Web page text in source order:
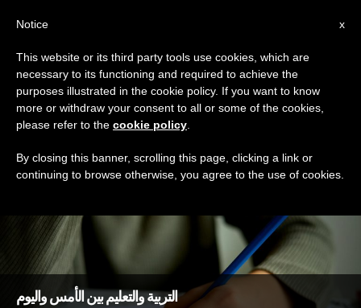
TAG
Posts Tagged ‘ذاكرة’
DERNIÈRES NOUVELLES
التربية والتعليم بين الأمس واليوم
x
Notice
This website or its third party tools use cookies, which are
necessary to its functioning and required to achieve the
purposes illustrated in the cookie policy. If you want to know
more or withdraw your consent to all or some of the cookies,
please refer to the cookie policy
By closing this banner, scrolling this page, clicking a link or
continuing to browse otherwise, you agree to the use of cookies.